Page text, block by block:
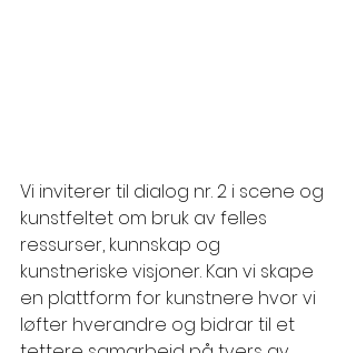
Vi inviterer til dialog nr. 2 i scene og
kunstfeltet om bruk av felles
ressurser, kunnskap og
kunstneriske visjoner. Kan vi skape
en plattform for kunstnere hvor vi
løfter hverandre og bidrar til et